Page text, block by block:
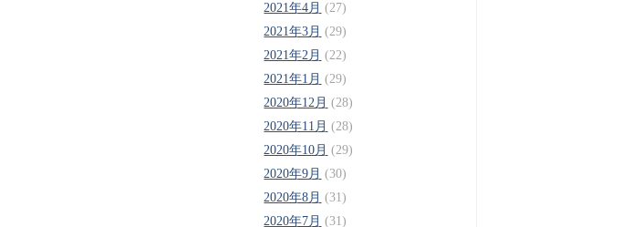
2021年4月 (27)
2021年3月 (29)
2021年2月 (22)
2021年1月 (29)
2020年12月 (28)
2020年11月 (28)
2020年10月 (29)
2020年9月 (30)
2020年8月 (31)
2020年7月 (31)